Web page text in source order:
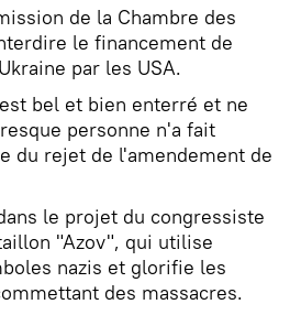
de la Chambre des
le financement de
par les USA.
bel et bien enterré et ne
personne n'a fait
du rejet de l'amendement de
le projet du congressiste
"Azov", qui utilise
nazis et glorifie les
des massacres.